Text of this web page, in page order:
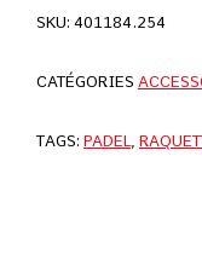
SKU: 401184.254
CATÉGORIES
TAGS: PADEL